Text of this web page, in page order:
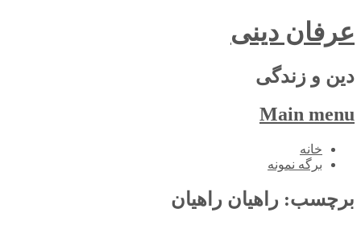
عرفان دینی
دین و زندگی
Main menu
Skip
خانه
برگه نمونه
برچسب: راهیان راهیان